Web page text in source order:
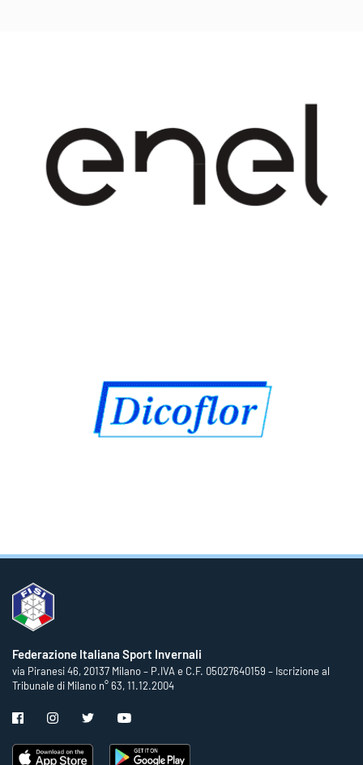
Federazione Italiana Sport Invernali
via Piranesi 46, 20137 Milano – P.IVA e C.F. 05027640159 – Iscrizione al
Tribunale di Milano n° 63, 11.12.2004